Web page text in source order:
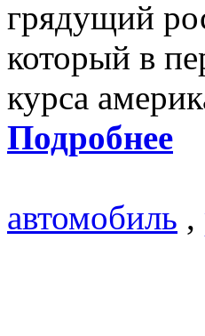
грядущий
который в
курса
Подробнее
автомобиль ,